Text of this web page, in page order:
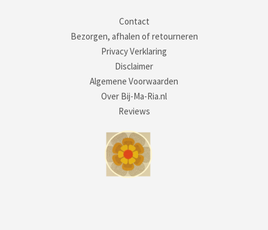
Contact
Bezorgen, afhalen of retourneren
Privacy Verklaring
Disclaimer
Algemene Voorwaarden
Over Bij-Ma-Ria.nl
Reviews